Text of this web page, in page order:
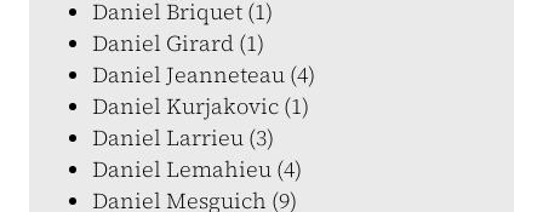
Daniel Briquet (1)
Daniel Girard (1)
Daniel Jeanneteau (4)
Daniel Kurjakovic (1)
Daniel Larrieu (3)
Daniel Lemahieu (4)
Daniel Mesguich (9)